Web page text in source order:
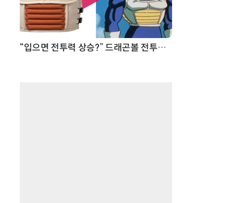
“입으면 전투력 상승?” 드래곤볼 전투복 닮은 중량조끼